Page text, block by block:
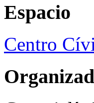
Espacio
Centro